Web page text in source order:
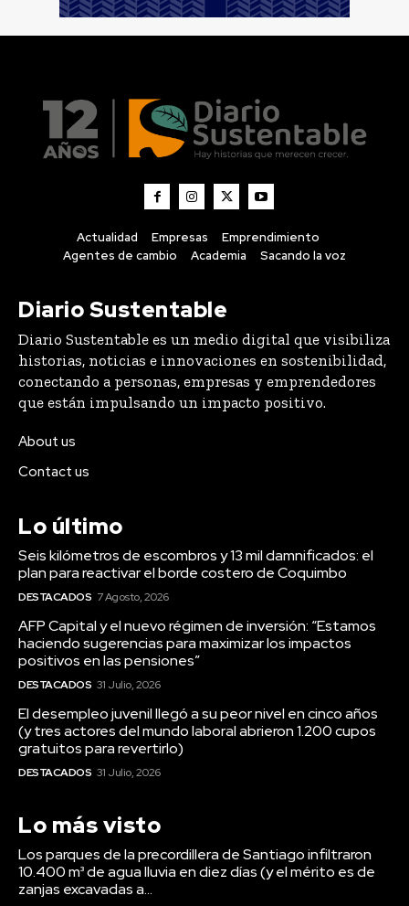
Actualidad Empresas
Emprendimiento
Agentes de cambio
Academia Sacando la voz
Diario Sustentable
Diario Sustentable es un medio digital que visibiliza
historias, noticias e innovaciones en sostenibilidad,
conectando a personas, empresas y emprendedores
que están impulsando un impacto positivo.
About us
Contact us
Lo último
Seis kilómetros de escombros y 13 mil damnificados: el
plan para reactivar el borde costero de Coquimbo
DESTACADOS 7 Agosto, 2026
AFP Capital y el nuevo régimen de inversión: “Estamos
haciendo sugerencias para maximizar los impactos
positivos en las pensiones”
DESTACADOS 31 Julio, 2026
El desempleo juvenil llegó a su peor nivel en cinco años
(y tres actores del mundo laboral abrieron 1.200 cupos
gratuitos para revertirlo)
DESTACADOS 31 Julio, 2026
Lo más visto
Los parques de la precordillera de Santiago infiltraron
10.400 m³ de agua lluvia en diez días (y el mérito es de
zanjas excavadas a...